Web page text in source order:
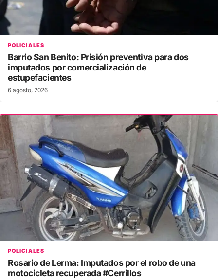
POLICIALES
Barrio San Benito: Prisión preventiva para dos
imputados por comercialización de
estupefacientes
6 agosto, 2026
POLICIALES
Rosario de Lerma: Imputados por el robo de una
motocicleta recuperada #Cerrillos